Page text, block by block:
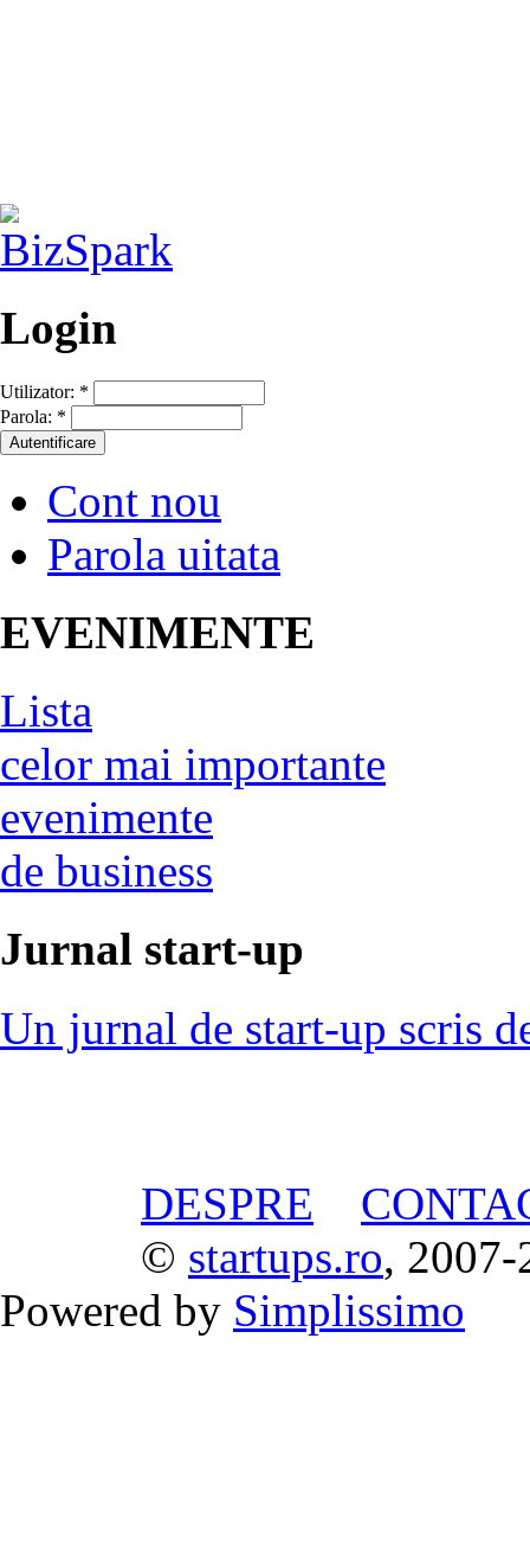
Login
Utilizator: *
Parola: *
Cont nou
Parola uitata
EVENIMENTE
Lista
celor mai importante
evenimente
de business
Jurnal start-up
Un jurnal de start-up scris
DESPRE
© startups.ro, 2007-
Powered by Simplissimo